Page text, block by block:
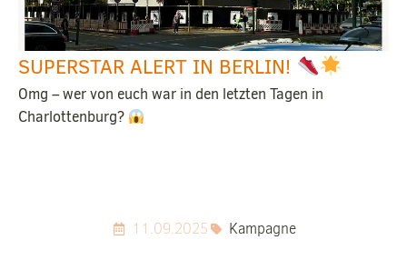
SUPERSTAR ALERT IN BERLIN!
Omg – wer von euch war in den letzten Tagen in
Charlottenburg?
11.09.2025 Kampagne